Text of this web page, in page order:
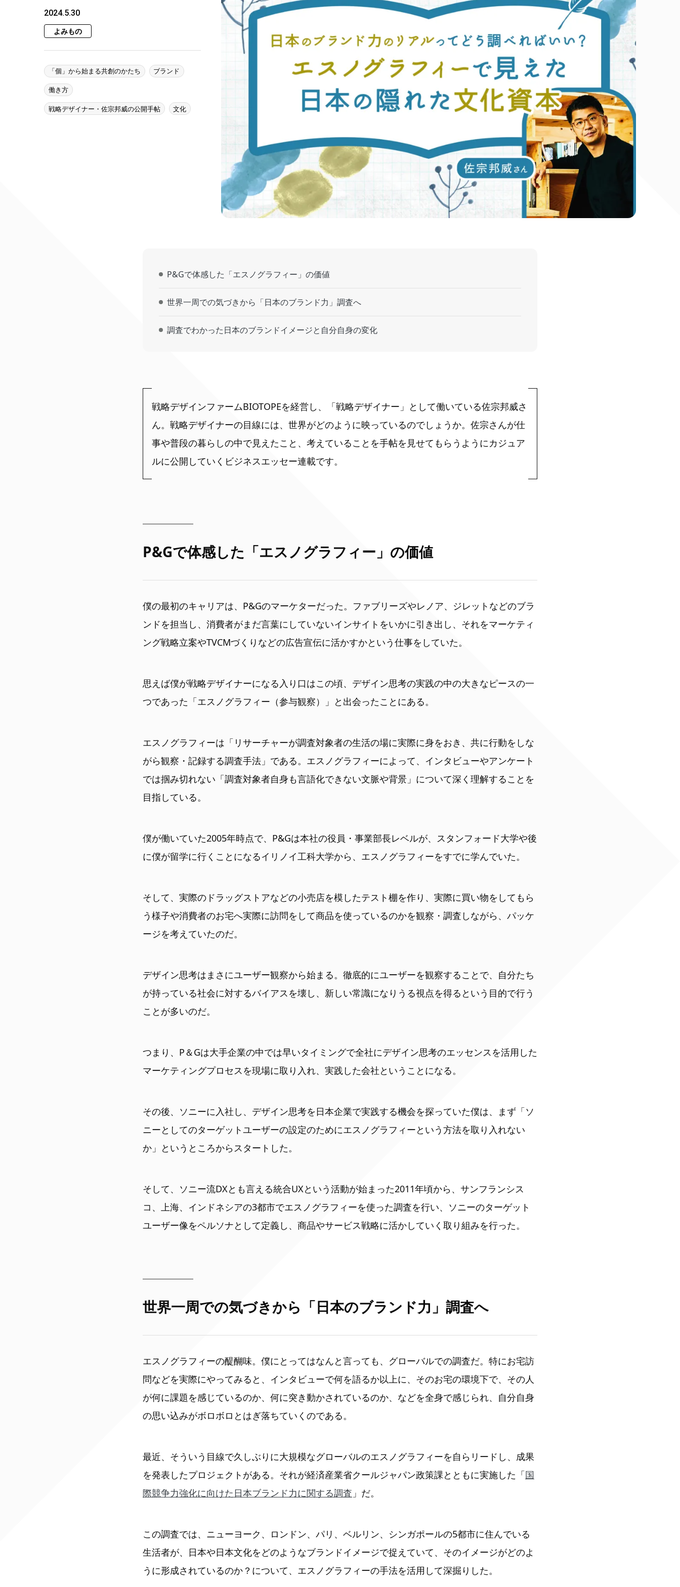
2024.5.30
よみもの
「個」から始まる共創のかたち ブランド
働き方
戦略デザイナー・佐宗邦威の公開手帖 文化
P&Gで体感した「エスノグラフィー」の価値
世界一周での気づきから「日本のブランド力」調査へ
調査でわかった日本のブランドイメージと自分自身の変化
戦略デザインファームBIOTOPEを経営し、「戦略デザイナー」として働いている佐宗邦威さ
ん。戦略デザイナーの目線には、世界がどのように映っているのでしょうか。佐宗さんが仕
事や普段の暮らしの中で見えたこと、考えていることを手帖を見せてもらうようにカジュア
ルに公開していくビジネスエッセー連載です。
P&Gで体感した「エスノグラフィー」の価値
僕の最初のキャリアは、P&Gのマーケターだった。ファブリーズやレノア、ジレットなどのブラ
ンドを担当し、消費者がまだ言葉にしていないインサイトをいかに引き出し、それをマーケティ
ング戦略立案やTVCMづくりなどの広告宣伝に活かすかという仕事をしていた。
思えば僕が戦略デザイナーになる入り口はこの頃、デザイン思考の実践の中の大きなピースの一
つであった「エスノグラフィー（参与観察）」と出会ったことにある。
エスノグラフィーは「リサーチャーが調査対象者の生活の場に実際に身をおき、共に行動をしな
がら観察・記録する調査手法」である。エスノグラフィーによって、インタビューやアンケート
では掴み切れない「調査対象者自身も言語化できない文脈や背景」について深く理解することを
目指している。
僕が働いていた2005年時点で、P&Gは本社の役員・事業部長レベルが、スタンフォード大学や後
に僕が留学に行くことになるイリノイ工科大学から、エスノグラフィーをすでに学んでいた。
そして、実際のドラッグストアなどの小売店を模したテスト棚を作り、実際に買い物をしてもら
う様子や消費者のお宅へ実際に訪問をして商品を使っているのかを観察・調査しながら、パッケ
ージを考えていたのだ。
デザイン思考はまさにユーザー観察から始まる。徹底的にユーザーを観察することで、自分たち
が持っている社会に対するバイアスを壊し、新しい常識になりうる視点を得るという目的で行う
ことが多いのだ。
つまり、P＆Gは大手企業の中では早いタイミングで全社にデザイン思考のエッセンスを活用した
マーケティングプロセスを現場に取り入れ、実践した会社ということになる。
その後、ソニーに入社し、デザイン思考を日本企業で実践する機会を探っていた僕は、まず「ソ
ニーとしてのターゲットユーザーの設定のためにエスノグラフィーという方法を取り入れない
か」というところからスタートした。
そして、ソニー流DXとも言える統合UXという活動が始まった2011年頃から、サンフランシス
コ、上海、インドネシアの3都市でエスノグラフィーを使った調査を行い、ソニーのターゲット
ユーザー像をペルソナとして定義し、商品やサービス戦略に活かしていく取り組みを行った。
世界一周での気づきから「日本のブランド力」調査へ
エスノグラフィーの醍醐味。僕にとってはなんと言っても、グローバルでの調査だ。特にお宅訪
問などを実際にやってみると、インタビューで何を語るか以上に、そのお宅の環境下で、その人
が何に課題を感じているのか、何に突き動かされているのか、などを全身で感じられ、自分自身
の思い込みがボロボロとはぎ落ちていくのである。
最近、そういう目線で久しぶりに大規模なグローバルのエスノグラフィーを自らリードし、成果
を発表したプロジェクトがある。それが経済産業省クールジャパン政策課とともに実施した「国
際競争力強化に向けた日本ブランド力に関する調査 」だ。
この調査では、ニューヨーク、ロンドン、パリ、ベルリン、シンガポールの5都市に住んでいる
生活者が、日本や日本文化をどのようなブランドイメージで捉えていて、そのイメージがどのよ
うに形成されているのか？について、エスノグラフィーの手法を活用して深掘りした。